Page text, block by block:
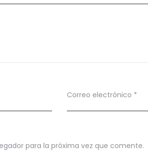
Correo electrónico *
para la próxima vez que comente.